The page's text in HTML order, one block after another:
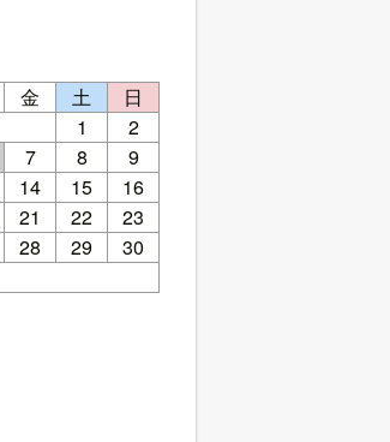
金 土
日
1
2
7 8
9
14 15
16
21 22
23
28 29
30